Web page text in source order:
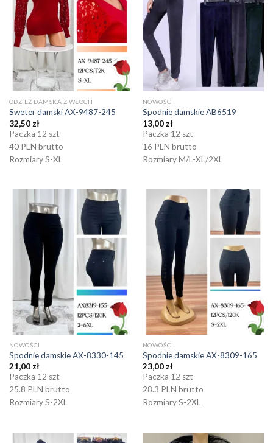
ODZIEŻ DAMSKA Z WŁOCH
Sweter damski AX-9487-245
32,50 zł
Paczka 12 szt
40 PLN brutto
Rozmiary S-XL
NOWOŚCI
Spodnie damskie AB6519
13,00 zł
Paczka 12 szt
16 PLN brutto
Rozmiary M/L-XL/2XL
NOWOŚCI
Spodnie damskie AX-8330-145
21,00zł
Paczka 12 szt
25.8 PLN brutto
Rozmiary S-2XL
NOWOŚCI
Spodnie damskie AX-8309-165
23,00zł
Paczka 12 szt
28.3 PLN brutto
Rozmiary S-2XL